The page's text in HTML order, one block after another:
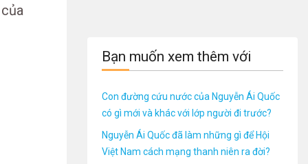
Bạn muốn xem thêm với
Con đường cứu nước của Nguyễn Ái Quốc
có gì mới và khác với lớp người đi trước?
Nguyễn Ái Quốc đã làm những gì để Hội
Việt Nam cách mạng thanh niên ra đời?